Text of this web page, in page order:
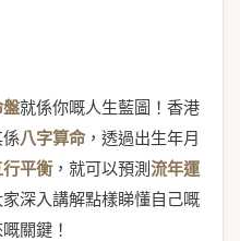
盤就係你嘅人生藍圖！香港
係八字算命，透過出生年月
行平衡，就可以預測流年運
深入講解點樣睇懂自己嘅
關鍵！